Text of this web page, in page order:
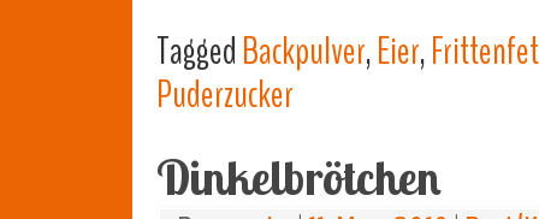
TaggedBackpulver,Eier,
Puderzucker
Dinkelbrötchen